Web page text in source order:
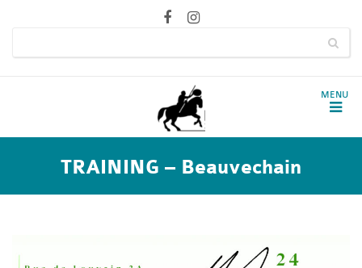
TRAINING – Beauvechain